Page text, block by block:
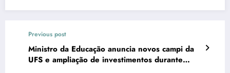
Previous post
Ministro da Educação anuncia novos campi da
UFS e ampliação de investimentos durante